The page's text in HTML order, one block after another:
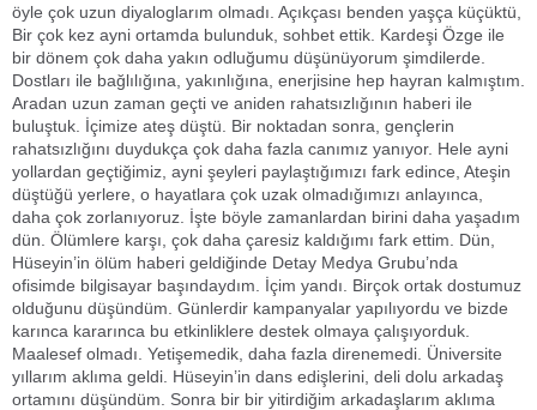
öyle çok uzun diyaloglarım olmadı. Açıkçası benden yaşça küçüktü,
Bir çok kez ayni ortamda bulunduk, sohbet ettik. Kardeşi Özge ile
bir dönem çok daha yakın odluğumu düşünüyorum şimdilerde.
Dostları ile bağlılığına, yakınlığına, enerjisine hep hayran kalmıştım.
Aradan uzun zaman geçti ve aniden rahatsızlığının haberi ile
buluştuk. İçimize ateş düştü. Bir noktadan sonra, gençlerin
rahatsızlığını duydukça çok daha fazla canımız yanıyor. Hele ayni
yollardan geçtiğimiz, ayni şeyleri paylaştığımızı fark edince, Ateşin
düştüğü yerlere, o hayatlara çok uzak olmadığımızı anlayınca,
daha çok zorlanıyoruz. İşte böyle zamanlardan birini daha yaşadım
dün. Ölümlere karşı, çok daha çaresiz kaldığımı fark ettim. Dün,
Hüseyin’in ölüm haberi geldiğinde Detay Medya Grubu’nda
ofisimde bilgisayar başındaydım. İçim yandı. Birçok ortak dostumuz
olduğunu düşündüm. Günlerdir kampanyalar yapılıyordu ve bizde
karınca kararınca bu etkinliklere destek olmaya çalışıyorduk.
Maalesef olmadı. Yetişemedik, daha fazla direnemedi. Üniversite
yıllarım aklıma geldi. Hüseyin’in dans edişlerini, deli dolu arkadaş
ortamını düşündüm. Sonra bir bir yitirdiğim arkadaşlarım aklıma